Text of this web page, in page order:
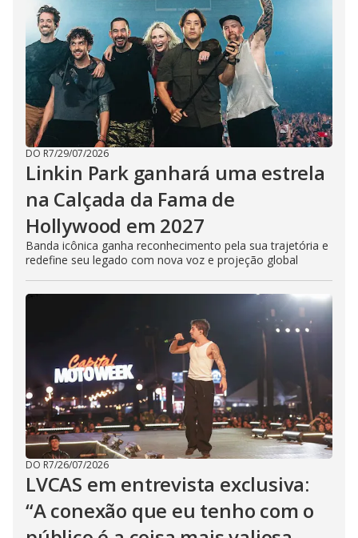
DO R7/29/07/2026
Linkin Park ganhará uma estrela
na Calçada da Fama de
Hollywood em 2027
Banda icônica ganha reconhecimento pela sua trajetória e
redefine seu legado com nova voz e projeção global
DO R7/26/07/2026
LVCAS em entrevista exclusiva:
“A conexão que eu tenho com o